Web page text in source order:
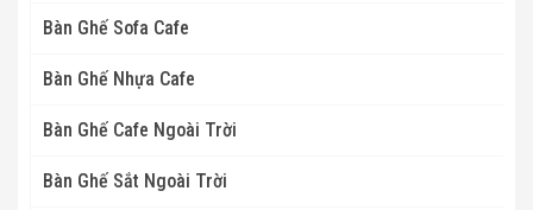
Bàn Ghế Sofa Cafe
Bàn Ghế Nhựa Cafe
Bàn Ghế Cafe Ngoài Trời
Bàn Ghế Sắt Ngoài Trời